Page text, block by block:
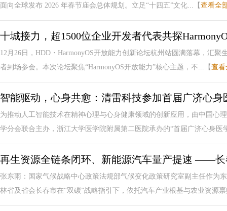
面向全球发布 2026 年春节庙会总体规划。立足“十四五”文化...【 查看全
十城接力，超1500位企业开发者代表共探
12月26日，HDD・HarmonyOS开放能力创新论坛杭州站圆满落幕，汇
者到场参会。本次论坛聚焦“HarmonyOS开放能力”核心主题，不...【 查看
智能驱动，心身共愈：清雷科技参加首届广济心
为推动人工智能技术在精神心理与心身健康领域的创新应用，由中国心
学分会联合主办，浙江大学医学院附属第二医院承办的“首届广济心身医
再生资源全链条闭环、新能源汽车量产提速 ——长
张东雨：国家气候战略中心政策法规部气候变化政策研究室副主任作为
林省及省会长春市在“双碳”战略指引下，依托汽车产业根基与农业资源